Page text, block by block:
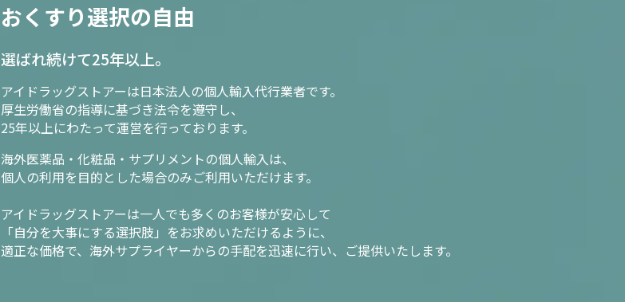
おくすり選択の自由
選ばれ続けて25年以上。
アイドラッグストアーは日本法人の個人輸入代行業者です。
厚生労働省の指導に基づき法令を遵守し、
25年以上にわたって運営を行っております。
海外医薬品・化粧品・サプリメントの個人輸入は、
個人の利用を目的とした場合のみご利用いただけます。
アイドラッグストアーは一人でも多くのお客様が安心して
「自分を大事にする選択肢」をお求めいただけるように、
適正な価格で、海外サプライヤーからの手配を迅速に行い、ご提供いたします。